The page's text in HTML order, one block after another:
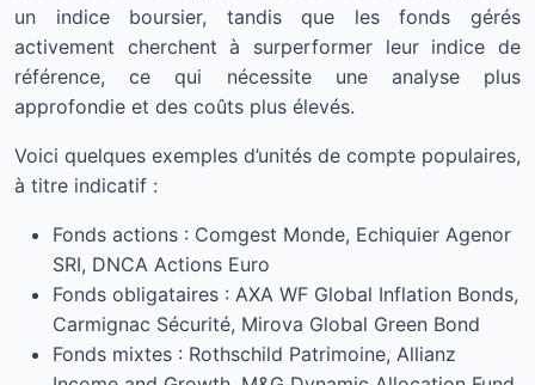
un indice boursier, tandis que les fonds gérés
activement cherchent à surperformer leur indice de
référence, ce qui nécessite une analyse plus
approfondie et des coûts plus élevés.
Voici quelques exemples d’unités de compte populaires,
à titre indicatif :
Fonds actions : Comgest Monde, Echiquier Agenor
SRI, DNCA Actions Euro
Fonds obligataires : AXA WF Global Inflation Bonds,
Carmignac Sécurité, Mirova Global Green Bond
Fonds mixtes : Rothschild Patrimoine, Allianz